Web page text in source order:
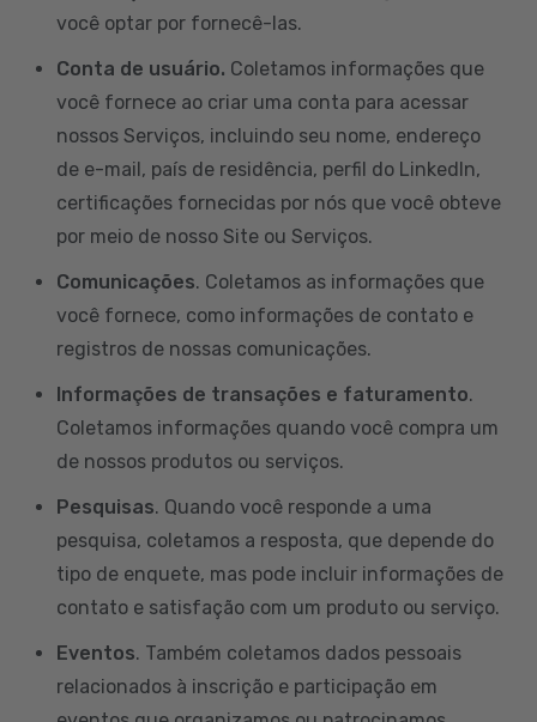
você optar por fornecê-las.
Conta de usuário. Coletamos informações que
você fornece ao criar uma conta para acessar
nossos Serviços, incluindo seu nome, endereço
de e-mail, país de residência, perfil do LinkedIn,
certificações fornecidas por nós que você obteve
por meio de nosso Site ou Serviços.
Comunicações. Coletamos as informações que
você fornece, como informações de contato e
registros de nossas comunicações.
Informações de transações e faturamento.
Coletamos informações quando você compra um
de nossos produtos ou serviços.
Pesquisas. Quando você responde a uma
pesquisa, coletamos a resposta, que depende do
tipo de enquete, mas pode incluir informações de
contato e satisfação com um produto ou serviço.
Eventos. Também coletamos dados pessoais
relacionados à inscrição e participação em